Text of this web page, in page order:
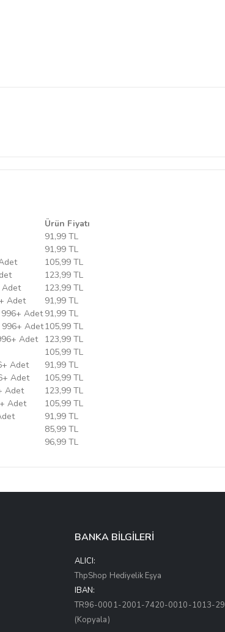
Ürün Fiyatı
91,99 TL
91,99 TL
105,99 TL
123,99 TL
Adet
123,99 TL
Adet
91,99 TL
996+ Adet 91,99 TL
996+ Adet105,99 TL
Adet
123,99 TL
105,99 TL
Adet
91,99 TL
Adet
105,99 TL
Adet
123,99 TL
Adet
105,99 TL
91,99 TL
85,99 TL
96,99 TL
BANKA BİLGİLERİ
ALICI:
ThpShop Hediyelik Eşya
IBAN:
TR96-0001-2001-7420-0010-1013-29
(Kopyala)